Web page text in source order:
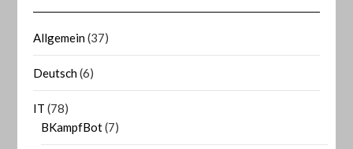
Allgemein(37)
Deutsch(6)
IT (78)
BKampfBot(7)